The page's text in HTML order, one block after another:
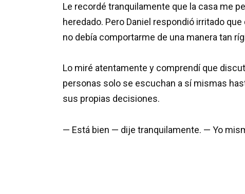
Le recordé tranquilamente que la casa me
heredado. Pero Daniel respondió irritado
no debía comportarme de una manera tan
Lo miré atentamente y comprendí que
personas solo se escuchan a sí mismas
sus propias decisiones.
— Está bien — dije tranquilamente. — Yo